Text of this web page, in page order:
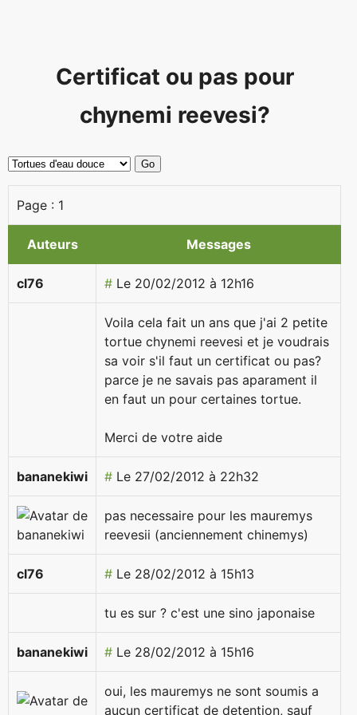
Certificat ou pas pour
chynemi reevesi?
Page : 1
Auteurs Messages
cl76 # Le 20/02/2012 à 12h16
Voila cela fait un ans que j'ai 2 petite
tortue chynemi reevesi et je voudrais
sa voir s'il faut un certificat ou pas?
parce je ne savais pas aparament il
en faut un pour certaines tortue.
Merci de votre aide
bananekiwi # Le 27/02/2012 à 22h32
pas necessaire pour les mauremys
reevesii (anciennement chinemys)
cl76 # Le 28/02/2012 à 15h13
tu es sur ? c'est une sino japonaise
bananekiwi # Le 28/02/2012 à 15h16
oui, les mauremys ne sont soumis a
aucun certificat de detention, sauf